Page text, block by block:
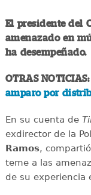
El presidente del
amenazado en
ha desempeñado.
OTRAS NOTICIAS:
amparo por
En su cuenta de
exdirector de la
Ramos,
teme a las
de su experiencia